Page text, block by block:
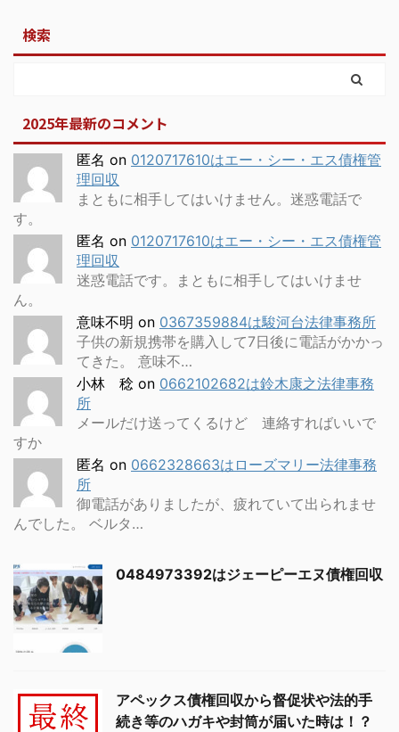
検索
2025年最新のコメント
匿名 on 0120717610はエー・シー・エス債権管
理回収
まともに相手してはいけません。迷惑電話で
す。
匿名 on 0120717610はエー・シー・エス債権管
理回収
迷惑電話です。まともに相手してはいけませ
ん。
意味不明 on 0367359884は駿河台法律事務所
子供の新規携帯を購入して7日後に電話がかかっ
てきた。 意味不…
小林 稔 on 0662102682は鈴木康之法律事務
所
メールだけ送ってくるけど 連絡すればいいで
すか
匿名 on 0662328663はローズマリー法律事務
所
御電話がありましたが、疲れていて出られませ
んでした。 ベルタ…
0484973392はジェーピーエヌ債権回収
アペックス債権回収から督促状や法的手
続き等のハガキや封筒が届いた時は！？